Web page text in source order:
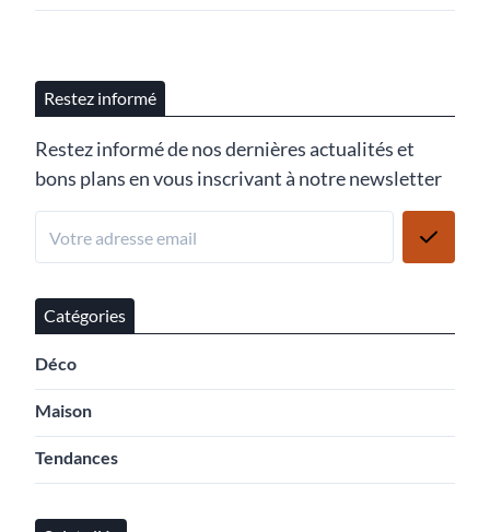
Restez informé
Restez informé de nos dernières actualités et
bons plans en vous inscrivant à notre newsletter
Catégories
Déco
Maison
Tendances